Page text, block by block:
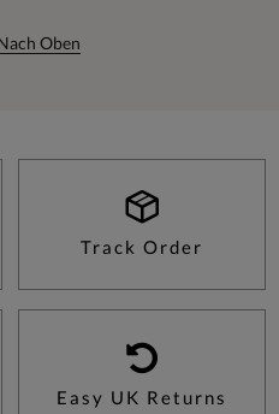
Oben
Track Order
Easy UK Returns